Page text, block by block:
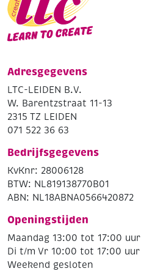
Adresgegevens
LTC-LEIDEN B.V.
W. Barentzstraat 11-13
2315 TZ LEIDEN
071 522 36 63
Bedrijfsgegevens
KvKnr: 28006128
BTW: NL819138770B01
ABN: NL18ABNA0566420872
Openingstijden
Maandag 13:00 tot 17:00 uur
Di t/m Vr 10:00 tot 17:00 uur
Weekend gesloten